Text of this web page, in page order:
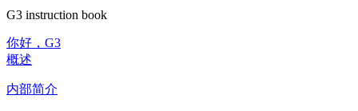
G3 instruction book
你好，G3
概述
内部简介